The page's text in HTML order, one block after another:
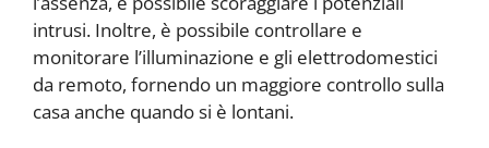
intrusi. Inoltre, è possibile controllare e
monitorare l’illuminazione e gli elettrodomestici
da remoto, fornendo un maggiore controllo sulla
casa anche quando si è lontani.